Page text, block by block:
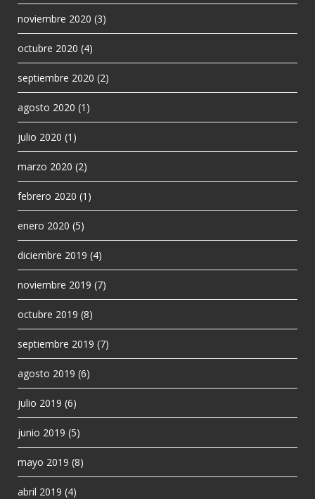
noviembre 2020 (3)
octubre 2020 (4)
septiembre 2020 (2)
agosto 2020 (1)
julio 2020 (1)
marzo 2020 (2)
febrero 2020 (1)
enero 2020 (5)
diciembre 2019 (4)
noviembre 2019 (7)
octubre 2019 (8)
septiembre 2019 (7)
agosto 2019 (6)
julio 2019 (6)
junio 2019 (5)
mayo 2019 (8)
abril 2019 (4)